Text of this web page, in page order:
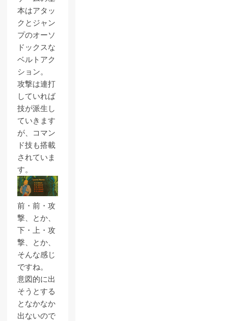
本はアタッ
クとジャン
プのオーソ
ドックスな
ベルトアク
ション。
攻撃は連打
していれば
技が派生し
ていきます
が、コマン
ド技も搭載
されていま
す。
前・前・攻
撃、とか、
下・上・攻
撃、とか、
そんな感じ
ですね。
意図的に出
そうとする
となかなか
出ないので